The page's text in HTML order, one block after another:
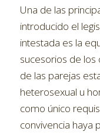
Una de las
introducido el
intestada es la
sucesorios de los
de las parejas
heterosexual u
como único
convivencia haya